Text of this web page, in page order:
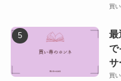
買
最
で
サ
買